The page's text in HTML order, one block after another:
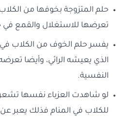
حلم المتزوجة بخوفها من
تعرضها للاستغلال والقمع في
يفسر حلم الخوف من الكلاب في
الذي يعيشه الرائي، وأيضا
النفسية.
لو شاهدت العزباء نفسها
للكلاب في المنام فذلك